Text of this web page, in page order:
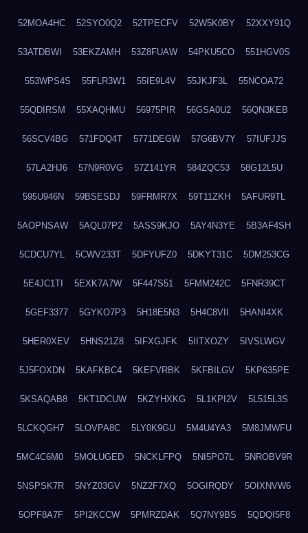
52MOA4HC 52SYO0Q2 52TPECFV 52W5K0BY 52XXY91Q
53ATDBWI 53EKZAMH 53Z8FUAW 54PKU5CO 551HGV0S
553WPS4S 55FLR3W1 55IE9L4V 55JKJF3L 55NCOA72
55QDIRSM 55XAQHMU 56975PIR 56GSA0U2 56QN3KEB
56SCV4BG 571FDQ4T 5771DEGW 57G6BV7Y 57IUFJJS
57LA2HJ6 57N9R0VG 57Z141YR 584ZQC53 58G12L5U
595U946N 59BSESDJ 59FRMR7X 59T11ZKH 5AFUR9TL
5AOPNSAW 5AQL07P2 5ASS9KJO 5AY4N3YE 5B3AF4SH
5CDCU7YL 5CWV233T 5DFYUFZ0 5DKYT31C 5DM253CG
5E4JC1TI 5EXK7A7W 5F447S51 5FMM242C 5FNR39CT
5GEF3377 5GYKO7P3 5H18E5N3 5H4C8VII 5HANI4XK
5HER0XEV 5HNS21Z8 5IFXGJFK 5IITXOZY 5IVSLWGV
5J5FOXDN 5KAFKBC4 5KEFVRBK 5KFBILGV 5KP635PE
5KSAQAB8 5KT1DCUW 5KZYHXKG 5L1KPI2V 5L515L3S
5LCKQGH7 5LOVPA8C 5LY0K9GU 5M4U4YA3 5M8JMWFU
5MC4C6M0 5MOLUGED 5NCKLFPQ 5NI5PO7L 5NROBV9R
5NSPSK7R 5NYZ03GV 5NZ2F7XQ 5OGIRQDY 5OIXNVW6
5OPF8A7F 5PI2KCCW 5PMRZDAK 5Q7NY9BS 5QDQI5F8